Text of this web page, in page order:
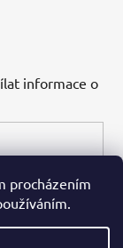
procházením
informace o